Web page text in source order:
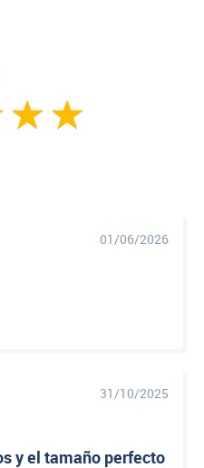
01/06/2026
31/10/2025
y el tamaño perfecto